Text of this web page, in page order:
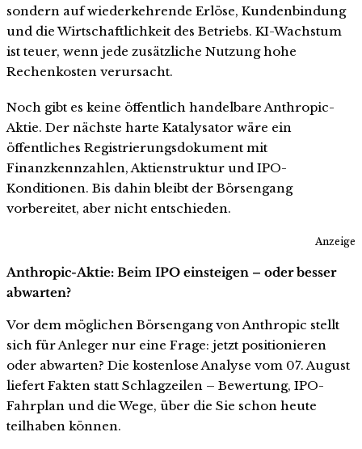
sondern auf wiederkehrende Erlöse, Kundenbindung
und die Wirtschaftlichkeit des Betriebs. KI-Wachstum
ist teuer, wenn jede zusätzliche Nutzung hohe
Rechenkosten verursacht.
Noch gibt es keine öffentlich handelbare Anthropic-
Aktie. Der nächste harte Katalysator wäre ein
öffentliches Registrierungsdokument mit
Finanzkennzahlen, Aktienstruktur und IPO-
Konditionen. Bis dahin bleibt der Börsengang
vorbereitet, aber nicht entschieden.
Anzeige
Anthropic-Aktie: Beim IPO einsteigen – oder besser
abwarten?
Vor dem möglichen Börsengang von Anthropic stellt
sich für Anleger nur eine Frage: jetzt positionieren
oder abwarten? Die kostenlose Analyse vom 07. August
liefert Fakten statt Schlagzeilen – Bewertung, IPO-
Fahrplan und die Wege, über die Sie schon heute
teilhaben können.